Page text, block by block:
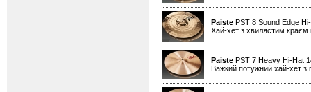
Paiste PST 8 Sound Edge
Хай-хет з хвилястим краєм
Paiste PST 7 Heavy Hi-Hat
Важкий потужний хай-хет з